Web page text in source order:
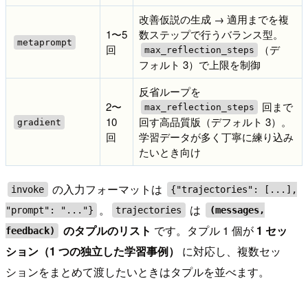
metaprompt
1〜5
回
改善仮説の生成 → 適用までを複
数ステップで行うバランス型。
max_reflection_steps
（デ
フォルト 3）で上限を制御
gradient
2〜
10
回
反省ループを
max_reflection_steps
回まで
回す高品質版（デフォルト 3）。
学習データが多く丁寧に練り込み
たいとき向け
invoke の入力フォーマットは
{"trajectories": [...],
"prompt": "..."}
。 trajectories は
(messages,
feedback)
のタプルのリスト です。タプル 1 個が 1 セッ
ション（1 つの独立した学習事例）
に対応し、複数セッ
ションをまとめて渡したいときはタプルを並べます。